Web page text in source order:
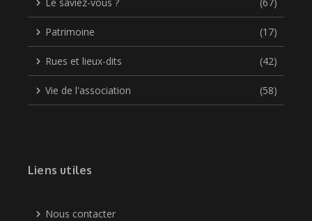
Patrimoine (17)
Rues et lieux-dits (42)
Vie de l'association (58)
Liens utiles
Nous contacter